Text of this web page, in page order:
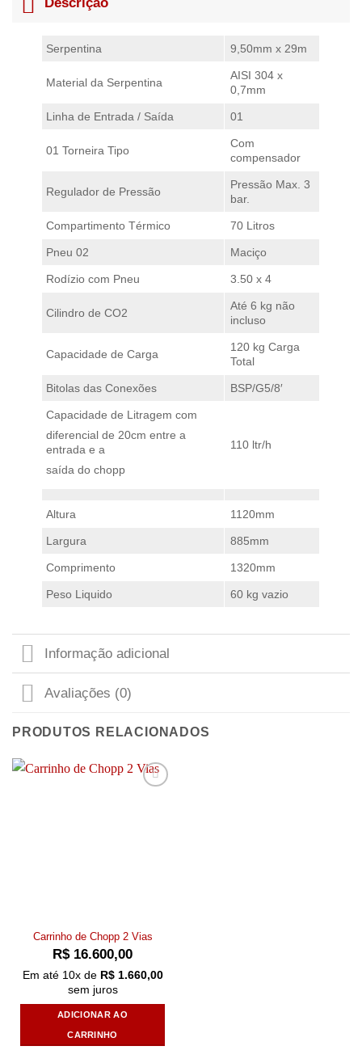
Serpentina 9,50mm x 29m
Material da Serpentina
AISI 304 x
0,7mm
Linha de Entrada / Saída 01
01 Torneira Tipo
Com
compensador
Regulador de Pressão
Pressão Max. 3
bar.
Compartimento Térmico 70 Litros
Pneu 02 Maciço
Rodízio com Pneu 3.50 x 4
Cilindro de CO2
Até 6 kg não
incluso
Capacidade de Carga
120 kg Carga
Total
Bitolas das Conexões BSP/G5/8′
Capacidade de Litragem com
diferencial de 20cm entre a
entrada e a
saída do chopp
110 ltr/h
Altura 1120mm
Largura 885mm
Comprimento 1320mm
Peso Liquido 60 kg vazio
Informação adicional
Avaliações (0)
PRODUTOS RELACIONADOS
Carrinho de Chopp 2 Vias
R$16.600,00
Em até 10x de R$1.660,00
sem juros
ADICIONAR AO
CARRINHO